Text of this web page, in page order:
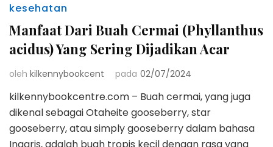
kesehatan
Manfaat Dari Buah Cermai (Phyllanthus
acidus) Yang Sering Dijadikan Acar
oleh kilkennybookcent pada 02/07/2024
kilkennybookcentre.com – Buah cermai, yang juga
dikenal sebagai Otaheite gooseberry, star
gooseberry, atau simply gooseberry dalam bahasa
Inggris, adalah buah tropis kecil dengan rasa yang